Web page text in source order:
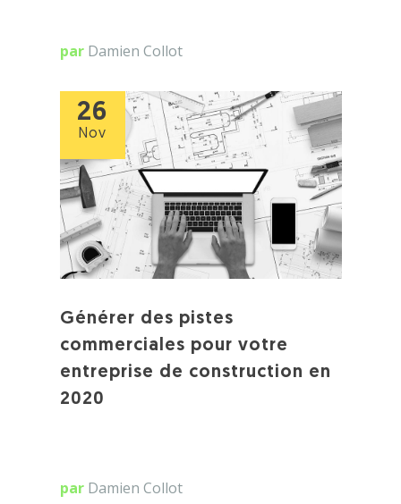
par Damien Collot
26
Nov
Générer des pistes
commerciales pour votre
entreprise de construction en
2020
par Damien Collot